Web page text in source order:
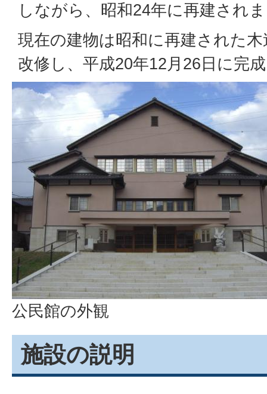
しながら、昭和24年に再建され
現在の建物は昭和に再建された
改修し、平成20年12月26日に完
公民館の外観
施設の説明